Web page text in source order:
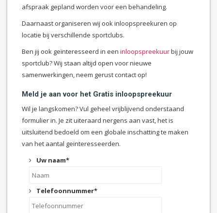
afspraak gepland worden voor een behandeling.
Daarnaast organiseren wij ook inloopspreekuren op
locatie bij verschillende sportclubs.
Ben jij ook geïnteresseerd in een inloopspreekuurbij jouw
sportclub? Wij staan altijd open voor nieuwe
samenwerkingen, neem gerust contact op!
Meld je aan voor het Gratis inloopspreekuur
Wil je langskomen? Vul geheel vrijblijvend onderstaand
formulier in. Je zit uiteraard nergens aan vast, het is
uitsluitend bedoeld om een globale inschatting te maken
van het aantal geïnteresseerden.
Uw naam*
Telefoonnummer*